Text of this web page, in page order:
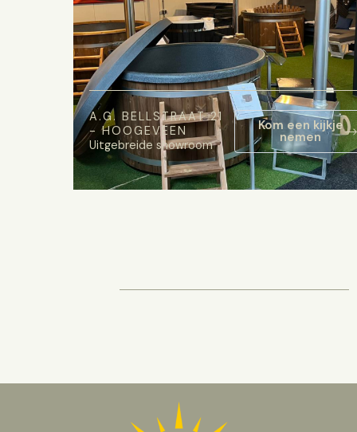
A.G. BELLSTRAAT 21
- HOOGEVEEN
Uitgebreide showroom
Kom een kijkje
nemen